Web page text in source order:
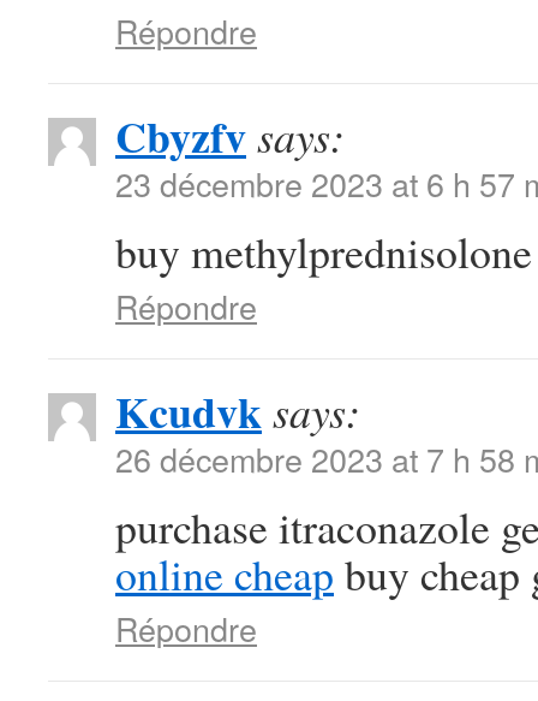
Répondre
Cbyzfvsays:
23 décembre 2023 at 6 h 57
buy
Répondre
Kcudvksays:
26 décembre 2023 at 7 h 58
purchase itraconazole
online cheap buy
Répondre